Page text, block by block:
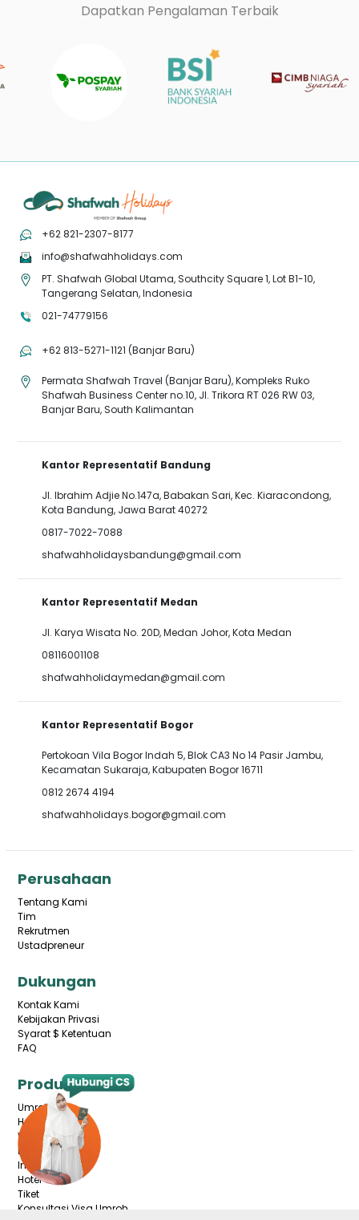
Dapatkan Pengalaman Terbaik
+62 821-2307-8177
info@shafwahholidays.com
PT. Shafwah Global Utama, Southcity Square 1, Lot B1-10,
Tangerang Selatan, Indonesia
021-74779156
+62 813-5271-1121 (Banjar Baru)
Permata Shafwah Travel (Banjar Baru), Kompleks Ruko
Shafwah Business Center no.10, Jl. Trikora RT 026 RW 03,
Banjar Baru, South Kalimantan
Kantor Representatif Bandung
Jl. Ibrahim Adjie No.147a, Babakan Sari, Kec. Kiaracondong,
Kota Bandung, Jawa Barat 40272
0817-7022-7088
shafwahholidaysbandung@gmail.com
Kantor Representatif Medan
Jl. Karya Wisata No. 20D, Medan Johor, Kota Medan
08116001108
shafwahholidaymedan@gmail.com
Kantor Representatif Bogor
Pertokoan Vila Bogor Indah 5, Blok CA3 No 14 Pasir Jambu,
Kecamatan Sukaraja, Kabupaten Bogor 16711
0812 2674 4194
shafwahholidays.bogor@gmail.com
Perusahaan
Tentang Kami
Tim
Rekrutmen
Ustadpreneur
Dukungan
Kontak Kami
Kebijakan Privasi
Syarat $ Ketentuan
FAQ
Produk
Umroh
Haji
Wisata Halal
Domestik
International
Hotel
Tiket
Konsultasi Visa Umroh